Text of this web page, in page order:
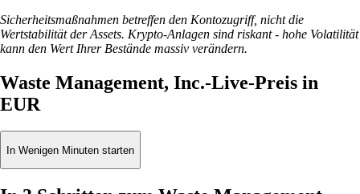
Sicherheitsmaßnahmen betreffen den Kontozugriff, nicht die
Wertstabilität der Assets. Krypto-Anlagen sind riskant - hohe Volatilität
kann den Wert Ihrer Bestände massiv verändern.
Waste Management, Inc.-Live-Preis in
EUR
In Wenigen Minuten starten